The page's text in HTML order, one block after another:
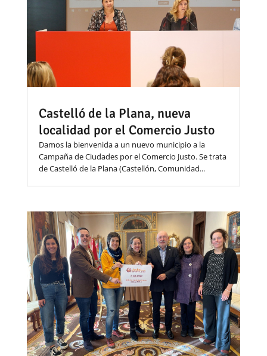
Castelló de la Plana, nueva
localidad por el Comercio Justo
Damos la bienvenida a un nuevo municipio a la
Campaña de Ciudades por el Comercio Justo. Se trata
de Castelló de la Plana (Castellón, Comunidad...